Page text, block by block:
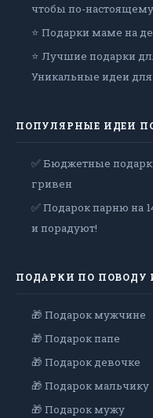
чтобы по-
⭐ Подарки маме на
⭐ Лучшие подарки
Уникальные идеи
ПОПУЛЯРНЫЕ ИДЕИ
✅ Бюджетные
гривен
✅ Подарок парню на
и порадуют!
ПОДАРКИ ПО ПОВОДУ
🎁 Подарок мужчине
🎁 Подарок папе
🎁 Подарок девочке
🎁 Подарок мальчику
🎁 Подарок мужу